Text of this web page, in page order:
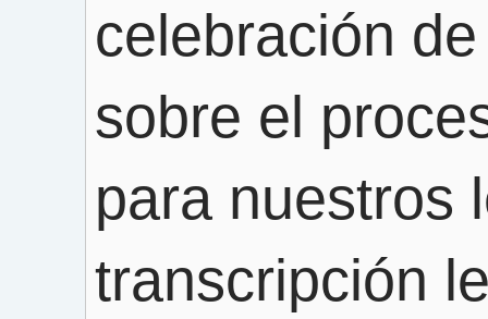
celebración
sobre el
para nuestros
transcripción